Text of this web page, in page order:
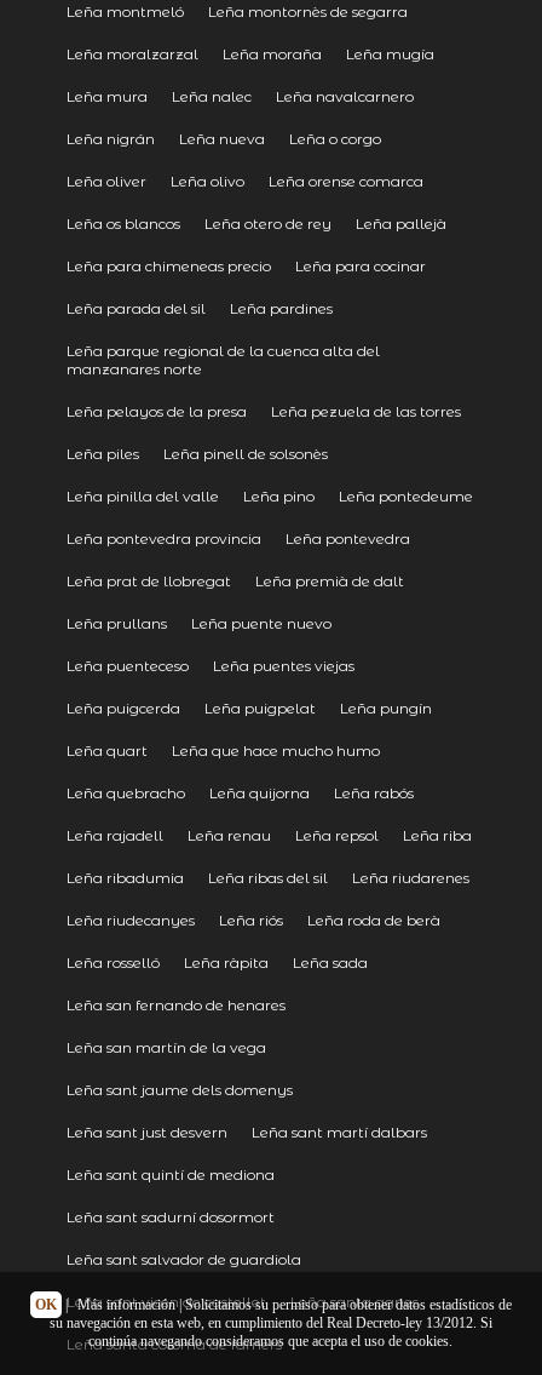
Leña montmeló Leña montornès de segarra
Leña moralzarzal Leña moraña Leña mugía
Leña mura Leña nalec Leña navalcarnero
Leña nigrán Leña nueva Leña o corgo
Leña oliver Leña olivo Leña orense comarca
Leña os blancos Leña otero de rey Leña pallejà
Leña para chimeneas precio Leña para cocinar
Leña parada del sil Leña pardines
Leña parque regional de la cuenca alta del
manzanares norte
Leña pelayos de la presa Leña pezuela de las torres
Leña piles Leña pinell de solsonès
Leña pinilla del valle Leña pino Leña pontedeume
Leña pontevedra provincia Leña pontevedra
Leña prat de llobregat Leña premià de dalt
Leña prullans Leña puente nuevo
Leña puenteceso Leña puentes viejas
Leña puigcerda Leña puigpelat Leña pungín
Leña quart Leña que hace mucho humo
Leña quebracho Leña quijorna Leña rabós
Leña rajadell Leña renau Leña repsol Leña riba
Leña ribadumia Leña ribas del sil Leña riudarenes
Leña riudecanyes Leña riós Leña roda de berà
Leña rosselló Leña ràpita Leña sada
Leña san fernando de henares
Leña san martín de la vega
Leña sant jaume dels domenys
Leña sant just desvern Leña sant martí dalbars
Leña sant quintí de mediona
Leña sant sadurní dosormort
Leña sant salvador de guardiola
Leña sant vicen de castellet Leña santa agnes
Leña santa coloma de farners
OK | Más información| Solicitamos su permiso para obtener datos estadísticos de
su navegación en esta web, en cumplimiento del Real Decreto-ley 13/2012. Si
continúa navegando consideramos que acepta el uso de cookies.